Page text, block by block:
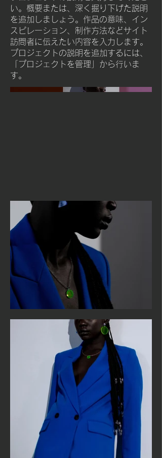
い。概要または、深く掘り下げた説明
を追加しましょう。作品の意味、イン
スピレーション、制作方法などサイト
訪問者に伝えたい内容を入力します。
プロジェクトの説明を追加するには、
「プロジェクトを管理」から行いま
す。